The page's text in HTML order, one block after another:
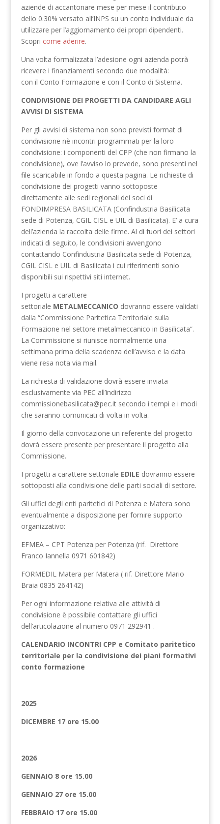
aziende di accantonare mese per mese il contributo
dello 0.30% versato all’INPS su un conto individuale da
utilizzare per l’aggiornamento dei propri dipendenti.
Scopri come aderire.
Una volta formalizzata l’adesione ogni azienda potrà
ricevere i finanziamenti secondo due modalità:
con il Conto Formazione e con il Conto di Sistema.
CONDIVISIONE DEI PROGETTI DA CANDIDARE AGLI
AVVISI DI SISTEMA
Per gli avvisi di sistema non sono previsti format di
condivisione nè incontri programmati per la loro
condivisione: i componenti del CPP (che non firmano la
condivisione), ove l’avviso lo prevede, sono presenti nel
file scaricabile in fondo a questa pagina. Le richieste di
condivisione dei progetti vanno sottoposte
direttamente alle sedi regionali dei soci di
FONDIMPRESA BASILICATA (Confindustria Basilicata
sede di Potenza, CGIL CISL e UIL di Basilicata). E’ a cura
dell’azienda la raccolta delle firme. Al di fuori dei settori
indicati di seguito, le condivisioni avvengono
contattando Confindustria Basilicata sede di Potenza,
CGIL CISL e UIL di Basilicata i cui riferimenti sonio
disponibili sui rispettivi siti internet.
I progetti a carattere
settoriale METALMECCANICO dovranno essere validati
dalla “Commissione Paritetica Territoriale sulla
Formazione nel settore metalmeccanico in Basilicata”.
La Commissione si riunisce normalmente una
settimana prima della scadenza dell’avviso e la data
viene resa nota via mail.
La richiesta di validazione dovrà essere inviata
esclusivamente via PEC all’indirizzo
commissionebasilicata@pec.it secondo i tempi e i modi
che saranno comunicati di volta in volta.
Il giorno della convocazione un referente del progetto
dovrà essere presente per presentare il progetto alla
Commissione.
I progetti a carattere settoriale EDILE dovranno essere
sottoposti alla condivisione delle parti sociali di settore.
Gli uffici degli enti paritetici di Potenza e Matera sono
eventualmente a disposizione per fornire supporto
organizzativo:
EFMEA – CPT Potenza per Potenza (rif. Direttore
Franco Iannella 0971 601842)
FORMEDIL Matera per Matera ( rif. Direttore Mario
Braia 0835 264142)
Per ogni informazione relativa alle attività di
condivisione è possibile contattare gli uffici
dell’articolazione al numero 0971 292941 .
CALENDARIO INCONTRI CPP e Comitato paritetico
territoriale per la condivisione dei piani formativi
conto formazione
2025
DICEMBRE 17 ore 15.00
2026
GENNAIO 8 ore 15.00
GENNAIO 27 ore 15.00
FEBBRAIO 17 ore 15.00